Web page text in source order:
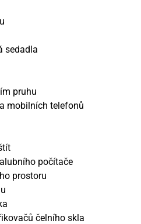
sedadla
pruhu
mobilních telefonů
počítače
prostoru
čelního skla